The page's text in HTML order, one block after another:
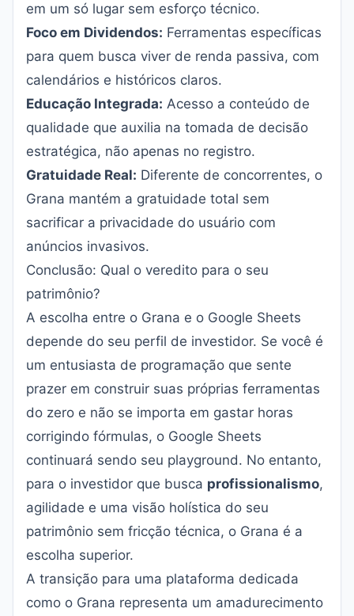
em um só lugar sem esforço técnico.
Foco em Dividendos: Ferramentas específicas
para quem busca viver de renda passiva, com
calendários e históricos claros.
Educação Integrada: Acesso a conteúdo de
qualidade que auxilia na tomada de decisão
estratégica, não apenas no registro.
Gratuidade Real: Diferente de concorrentes, o
Grana mantém a gratuidade total sem
sacrificar a privacidade do usuário com
anúncios invasivos.
Conclusão: Qual o veredito para o seu
patrimônio?
A escolha entre o Grana e o Google Sheets
depende do seu perfil de investidor. Se você é
um entusiasta de programação que sente
prazer em construir suas próprias ferramentas
do zero e não se importa em gastar horas
corrigindo fórmulas, o Google Sheets
continuará sendo seu playground. No entanto,
para o investidor que busca profissionalismo,
agilidade e uma visão holística do seu
patrimônio sem fricção técnica, o Grana é a
escolha superior.
A transição para uma plataforma dedicada
como o Grana representa um amadurecimento